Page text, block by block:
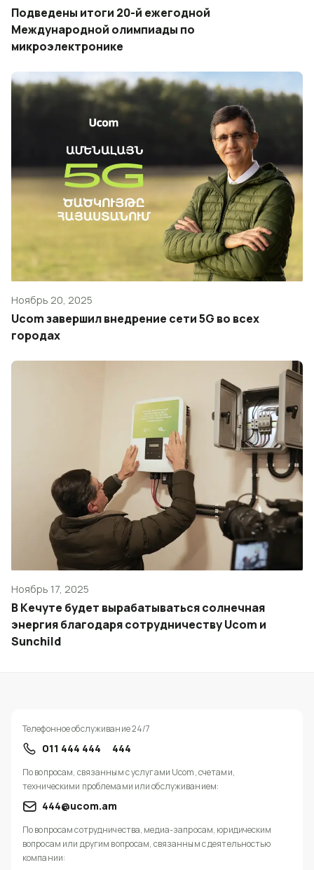
Подведены итоги 20-й ежегодной
Международной олимпиады по
микроэлектронике
Ноябрь 20, 2025
Ucom завершил внедрение сети 5G во всех
городах
Ноябрь 17, 2025
В Кечуте будет вырабатываться солнечная
энергия благодаря сотрудничеству Ucom и
Sunchild
Телефонное обслуживание 24/7
011 444 444 444
По вопросам, связанным с услугами Ucom, счетами,
техническими проблемами или обслуживанием:
444@ucom.am
По вопросам сотрудничества, медиа-запросам, юридическим
вопросам или другим вопросам, связанным с деятельностью
компании: